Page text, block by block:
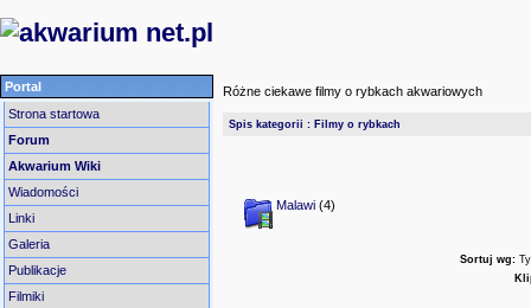
Portal
Strona startowa
Forum
Akwarium Wiki
Wiadomości
Linki
Galeria
Publikacje
Filmiki
Różne ciekawe filmy o rybkach akwariowych
Spis kategorii : Filmy o rybkach
Malawi (4)
Sortuj wg: